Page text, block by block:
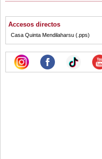
Accesos directos
Casa Quinta Mendilaharsu (.pps)